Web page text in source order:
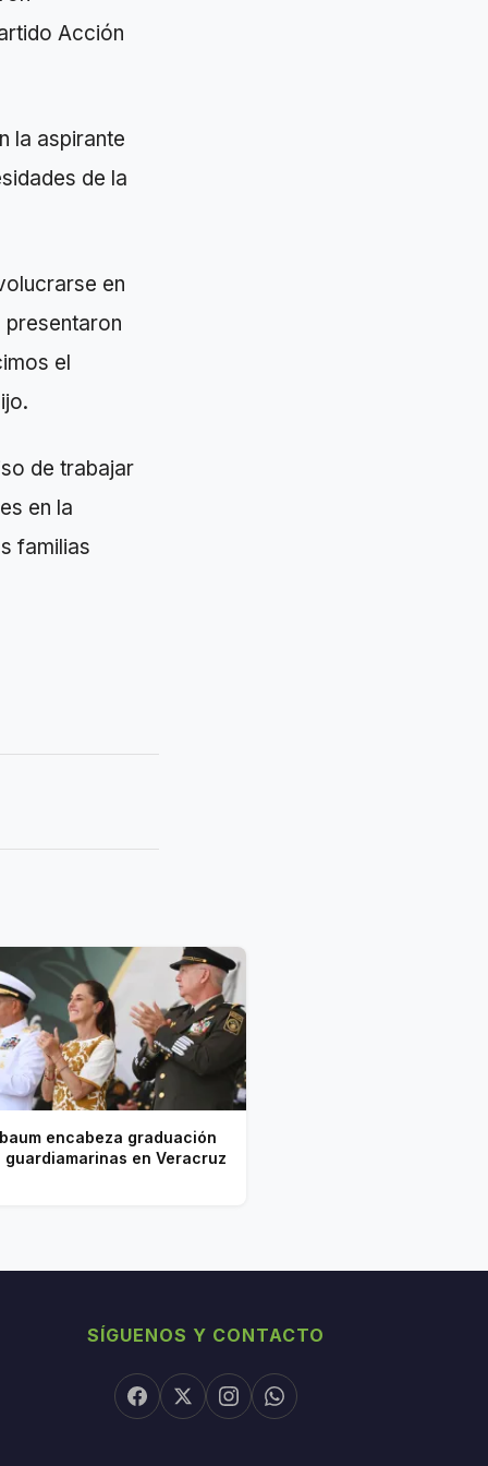
Acción
la aspirante
de la
en
el
de trabajar
en la
familias
encabeza graduación
guardiamarinas en Veracruz
SÍGUENOS Y CONTACTO